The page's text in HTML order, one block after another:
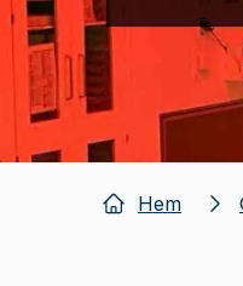
Hem